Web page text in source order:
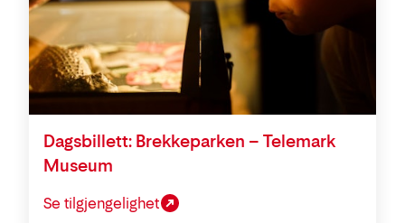
Dagsbillett: Brekkeparken – Telemark
Museum
Se tilgjengelighet